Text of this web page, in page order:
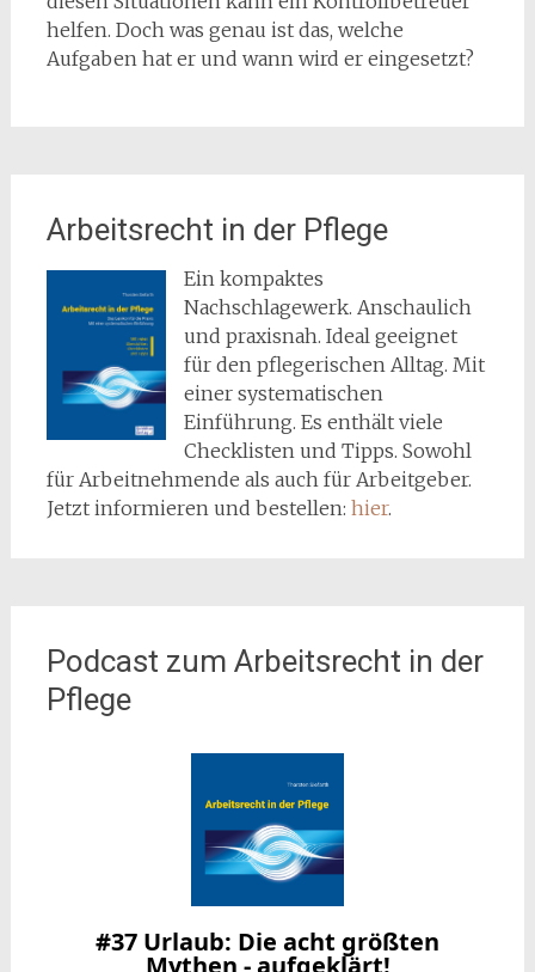
helfen. Doch was genau ist das, welche
Aufgaben hat er und wann wird er eingesetzt?
Arbeitsrecht in der Pflege
Ein kompaktes
Nachschlagewerk. Anschaulich
und praxisnah. Ideal geeignet
für den pflegerischen Alltag. Mit
einer systematischen
Einführung. Es enthält viele
Checklisten und Tipps. Sowohl
für Arbeitnehmende als auch für Arbeitgeber.
Jetzt informieren und bestellen: hier.
Podcast zum Arbeitsrecht in der
Pflege